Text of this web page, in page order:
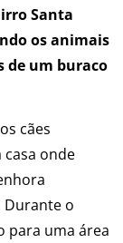
Santa
os animais
de um buraco
cães
onde
Durante o
para uma área